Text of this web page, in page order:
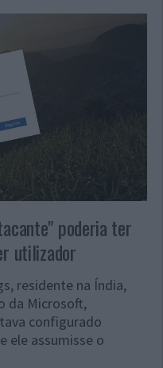
poderia ter
utilizador
residente na Índia,
da Microsoft,
configurado
ele assumisse o